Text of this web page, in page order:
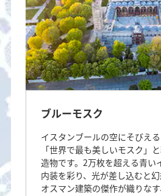
ブルーモスク
イスタンブールの空にそびえる
「世界で最も美しいモスク」
造物です。2万枚を超える青い
内装を彩り、光が差し込むと幻
オスマン建築の傑作が織りな